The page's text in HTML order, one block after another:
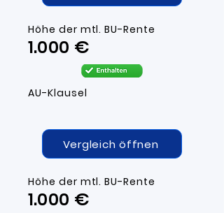
Höhe der mtl. BU-Rente
1.000 ​€
AU-Klausel
Vergleich öffnen
Höhe der mtl. BU-Rente
1.000 ​€